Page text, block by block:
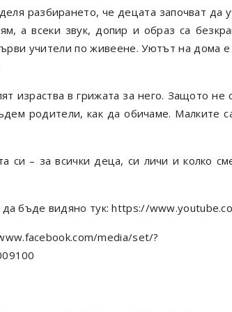
разбирането, че децата започват да
а всеки звук, допир и образ са
учители по живеене. Уютът на дома е
израства в грижата за него. Защото не
родители, как да обичаме. Малките
си – за всички деца, си личи и колко
бъде видяно тук: https://
media/set/?